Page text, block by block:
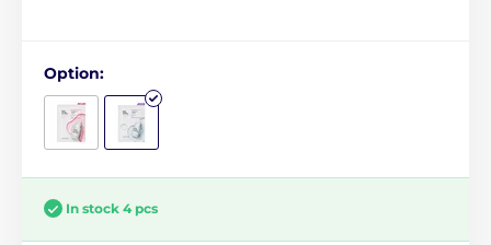
Option:
In stock 4 pcs